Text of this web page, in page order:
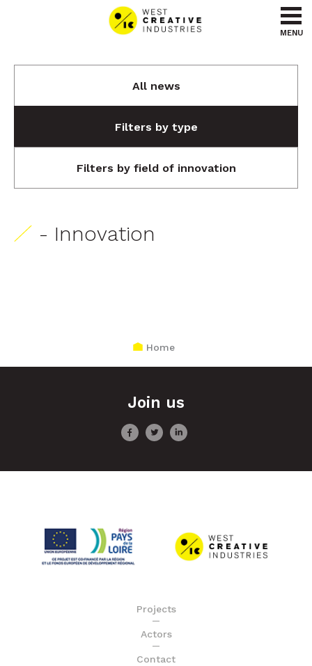
Go to menu
Go to content
MENU
All news
Filters by type
Filters by field of innovation
- Innovation
Home
Join us
Projects
Actors
Contact